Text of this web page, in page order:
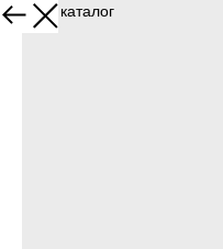
Назад в каталог